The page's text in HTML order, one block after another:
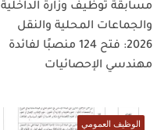
مسابقة توظيف وزارة الداخلية
والجماعات المحلية والنقل
2026: فتح 124 منصبًا لفائدة
مهندسي الإحصائيات
الوظيف العمومي